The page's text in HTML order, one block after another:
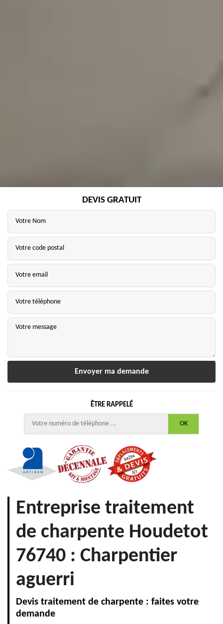
DEVIS GRATUIT
ÊTRE RAPPELÉ
Entreprise traitement
de charpente Houdetot
76740 : Charpentier
aguerri
Devis traitement de charpente : faites votre
demande